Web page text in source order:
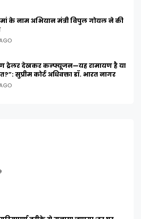
के नाम अभियान मंत्री विपुल गोयल ने की
ट्रेलर देखकर कन्फ्यूजन—यह रामायण है या
सुप्रीम कोर्ट अधिवक्ता डॉ. भारत नागर